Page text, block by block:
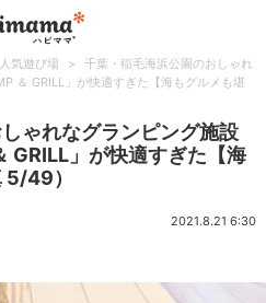
人気遊び場 >
千葉・稲毛海浜公園のおしゃれ
＆ GRILL」が快適すぎた【海もグルメも堪
ゃれなグランピング施設
GRILL」が快適すぎた【海
5/49）
2021.8.21 6:30